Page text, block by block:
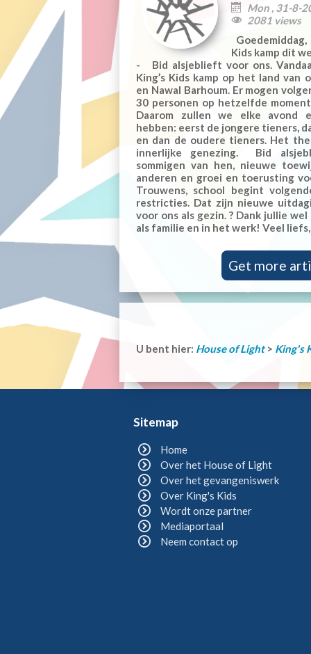
 Mon , 31-8-
 2081 views
Kids kamp dit
- Bid alsjeblieft voor ons.
King’s Kids kamp op het land van
en Nawal Barhoum. Er mogen
30 personen op hetzelfde
Daarom zullen we elke avond
hebben: eerst de jongere tieners,
en dan de oudere tieners. Het
innerlijke genezing. Bid
sommigen van hen, nieuwe
anderen en groei en toerusting
Trouwens, school begint
restricties. Dat zijn nieuwe
voor ons als gezin. ? Dank jullie
als familie en in het werk! Veel
Get more
U bent hier: House of Light > King's
Sitemap
Home
Over het House of Light
Over het gevangeniswerk
Over King's Kids
Wordt onze partner
Mediaportaal
Neem contact op